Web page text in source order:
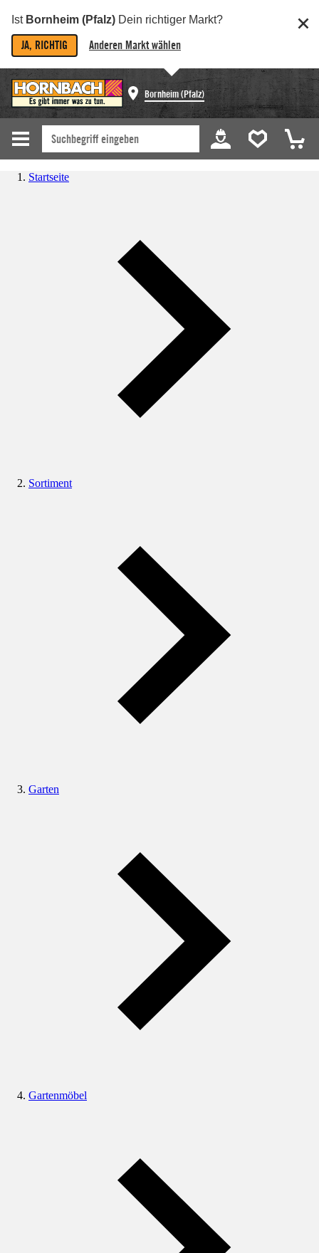
Ist Bornheim (Pfalz) Dein richtiger Markt?
JA, RICHTIG Anderen Markt wählen
Bornheim (Pfalz)
Startseite
Sortiment
Garten
Gartenmöbel